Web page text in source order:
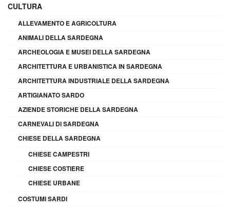
CULTURA
ALLEVAMENTO E AGRICOLTURA
ANIMALI DELLA SARDEGNA
ARCHEOLOGIA E MUSEI DELLA SARDEGNA
ARCHITETTURA E URBANISTICA IN SARDEGNA
ARCHITETTURA INDUSTRIALE DELLA SARDEGNA
ARTIGIANATO SARDO
AZIENDE STORICHE DELLA SARDEGNA
CARNEVALI DI SARDEGNA
CHIESE DELLA SARDEGNA
CHIESE CAMPESTRI
CHIESE COSTIERE
CHIESE URBANE
COSTUMI SARDI